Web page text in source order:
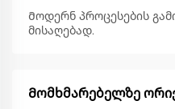
Მოდერნ პროცესების
მისაღებად.
Მომხმარებელზე